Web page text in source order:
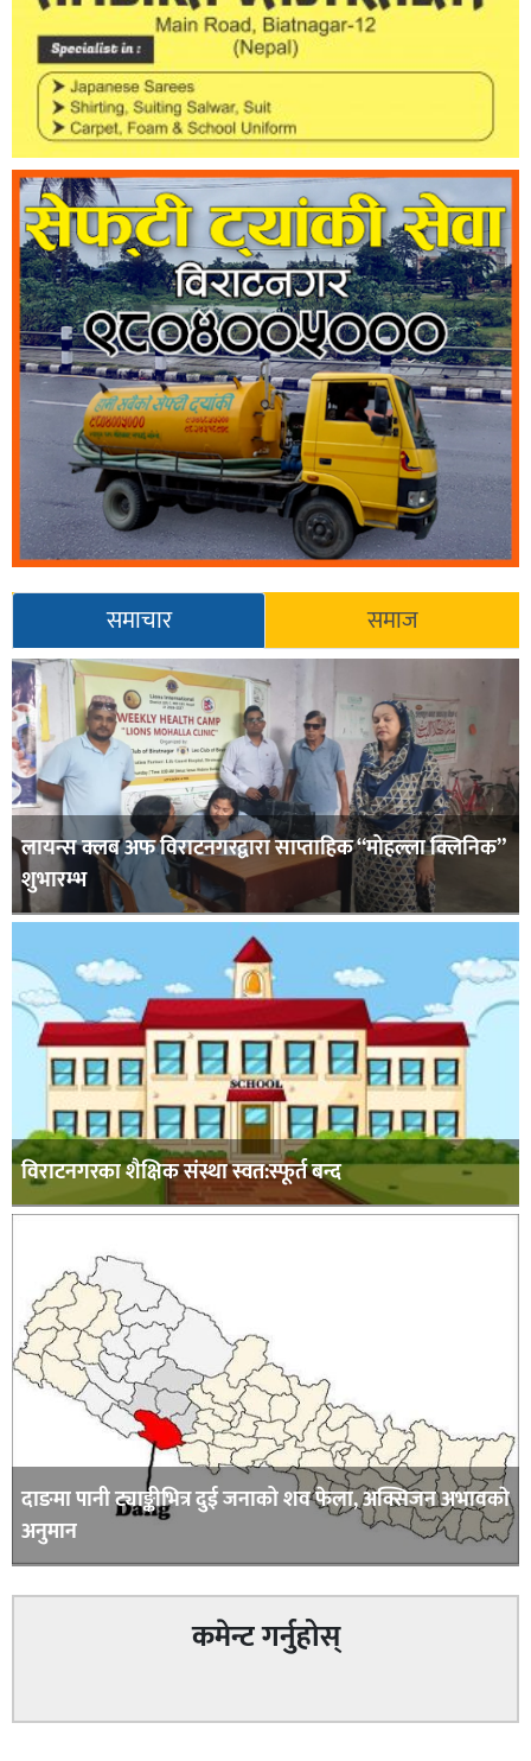
समाचार समाज
लायन्स क्लब अफ विराटनगरद्वारा साप्ताहिक “मोहल्ला क्लिनिक”
शुभारम्भ
विराटनगरका शैक्षिक संस्था स्वत:स्फूर्त बन्द
दाङमा पानी ट्याङ्कीभित्र दुई जनाको शव फेला, अक्सिजन अभावकाे
अनुमान
कमेन्ट गर्नुहोस्